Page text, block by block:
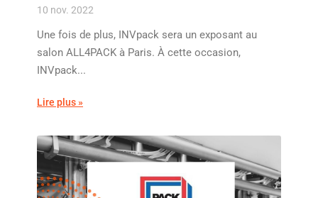
10 nov. 2022
Une fois de plus, INVpack sera un exposant au
salon ALL4PACK à Paris. À cette occasion,
INVpack...
Lire plus »